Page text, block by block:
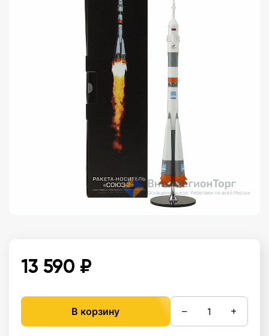
13 590 ₽
В корзину − +